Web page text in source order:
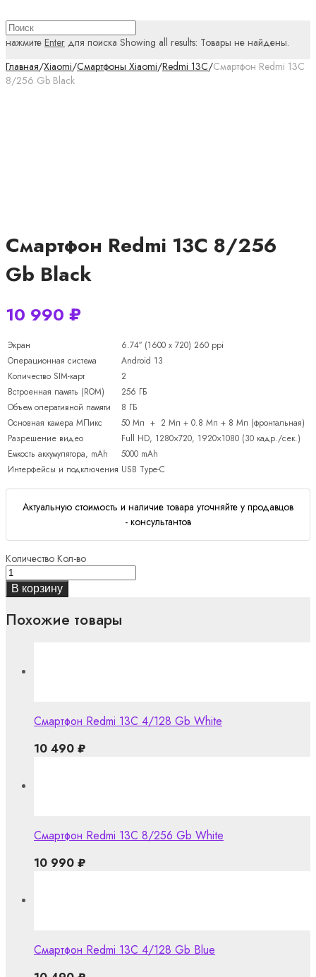
нажмите Enter для поиска Showing all results: Товары не найдены.
Главная/Xiaomi/Смартфоны Xiaomi/Redmi 13C/Смартфон Redmi 13C
8/256 Gb Black
Смартфон Redmi 13C 8/256
Gb Black
10 990 ₽
Экран
6.74″ (1600 x 720) 260 ppi
Операционная система
Android 13
Количество SIM-карт
2
Встроенная память (ROM)
256 ГБ
Объем оперативной памяти
8 ГБ
Основная камера МПикс
50 Мп + 2 Мп + 0.8 Мп + 8 Мп (фронтальная)
Разрешение видео
Full HD, 1280×720, 1920×1080 (30 кадр./сек.)
Емкость аккумулятора, mAh
5000 mAh
Интерфейсы и подключения USB Type-C
Актуальную стоимость и наличие товара уточняйте у продавцов
- консультантов
Количество Кол-во
В корзину
Похожие товары
Смартфон Redmi 13C 4/128 Gb White
10 490 ₽
Смартфон Redmi 13C 8/256 Gb White
10 990 ₽
Смартфон Redmi 13C 4/128 Gb Blue